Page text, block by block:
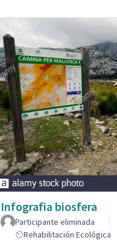
Infografia biosfera
Participante eliminada
Rehabilitación Ecológica